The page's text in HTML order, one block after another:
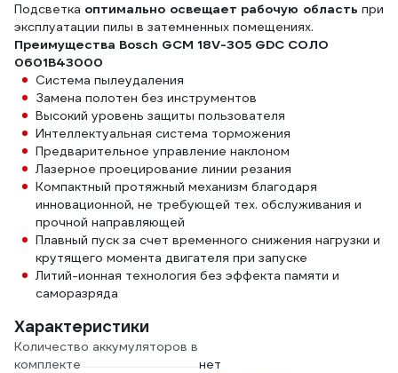
Подсветка оптимально освещает рабочую область при
эксплуатации пилы в затемненных помещениях.
Преимущества Bosch GCM 18V-305 GDC СОЛО
0601B43000
Система пылеудаления
Замена полотен без инструментов
Высокий уровень защиты пользователя
Интеллектуальная система торможения
Предварительное управление наклоном
Лазерное проецирование линии резания
Компактный протяжный механизм благодаря
инновационной, не требующей тех. обслуживания и
прочной направляющей
Плавный пуск за счет временного снижения нагрузки и
крутящего момента двигателя при запуске
Литий-ионная технология без эффекта памяти и
саморазряда
Характеристики
Количество аккумуляторов в
комплекте
нет